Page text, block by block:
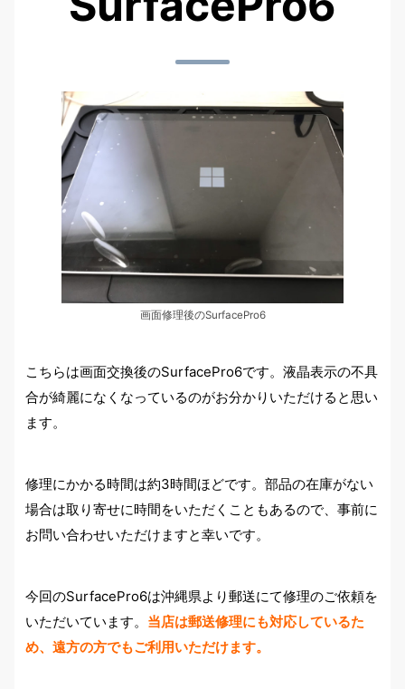
画面修理後のSurfacePro6
こちらは画面交換後のSurfacePro6です。液晶表示の不具
合が綺麗になくなっているのがお分かりいただけると思い
ます。
修理にかかる時間は約3時間ほどです。部品の在庫がない
場合は取り寄せに時間をいただくこともあるので、事前に
お問い合わせいただけますと幸いです。
今回のSurfacePro6は沖縄県より郵送にて修理のご依頼を
いただいています。 当店は郵送修理にも対応しているた
め、遠方の方でもご利用いただけます。